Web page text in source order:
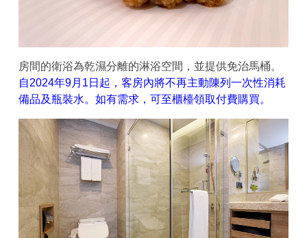
房間的衛浴為乾濕分離的淋浴空間，並提供免治馬桶。
自2024年9月1日起，客房內將不再主動陳列一次性消耗
備品及瓶裝水。如有需求，可至櫃檯領取付費購買。